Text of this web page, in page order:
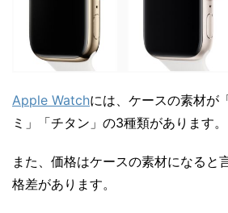
Apple Watchには、ケースの素材が
ミ」「チタン」の3種類があります。
また、価格はケースの素材になると
格差があります。